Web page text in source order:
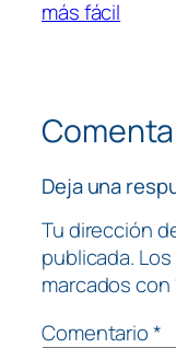
más fácil
Deja una
Tu dirección
publicada.
marcados con
Comentario*